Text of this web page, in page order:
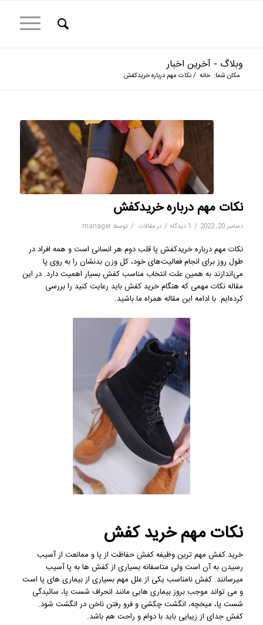
وبلاگ - آخرین اخبار
مکان شما: خانه /نکات مهم درباره خریدکفش
نکات مهم درباره خریدکفش
دسامبر 20, 2022 / 1 دیدگاه / درمقالات / توسط manager
نکات مهم درباره خریدکفش پا قلب دوم هر انسانی است و همه افراد در
طول روز برای انجام فعالیت‌های خود، کل وزن بدنشان را به روی پا
می‌اندازند به همین علت انتخاب مناسب کفش بسیار اهمیت دارد. در این
مقاله نکات مهمی که هنگام خرید کفش باید رعایت کنید را بررسی
کرده‌ایم. با ادامه این مقاله همراه ما باشید.
نکات مهم خرید کفش
خرید کفش مهم ترین وظیفه کفش حفاظت از پا و ممانعت از آسیب
رسیدن به آن است ولی متاسفانه بسیاری از کفش ها به پا آسیب
میرسانند. کفش نامناسب یکی از علل مهم بسیاری از بیماری های پا است
و می تواند موجب بروز بیماری هایی مانند انحراف شست پا، سائیدگی
شست پا، میخچه، انگشت چکشی و فرو رفتن ناخن در انگشت شود.
کفش جدای از زیبایی باید با دوام و راحت هم باشد.